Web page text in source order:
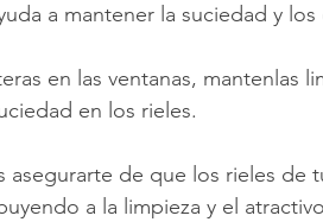
a mantener la suciedad y
en las ventanas, mantenlas
en los rieles.
de que los rieles de
a la limpieza y el